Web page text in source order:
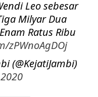
Leo sebesar
Milyar Dua
Ratus Ribu
zPWnoAgDOj
(@KejatiJambi)